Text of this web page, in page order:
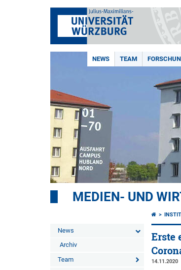
NEWS TEAM
MEDIEN- UND
News
Archiv
Team
Erste
14.11.2020